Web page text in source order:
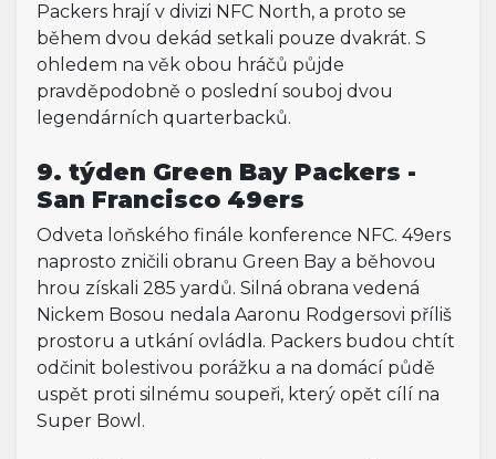
Packers hrají v divizi NFC North, a proto se
během dvou dekád setkali pouze dvakrát. S
ohledem na věk obou hráčů půjde
pravděpodobně o poslední souboj dvou
legendárních quarterbacků.
9. týden Green Bay Packers -
San Francisco 49ers
Odveta loňského finále konference NFC. 49ers
naprosto zničili obranu Green Bay a běhovou
hrou získali 285 yardů. Silná obrana vedená
Nickem Bosou nedala Aaronu Rodgersovi příliš
prostoru a utkání ovládla. Packers budou chtít
odčinit bolestivou porážku a na domácí půdě
uspět proti silnému soupeři, který opět cílí na
Super Bowl.